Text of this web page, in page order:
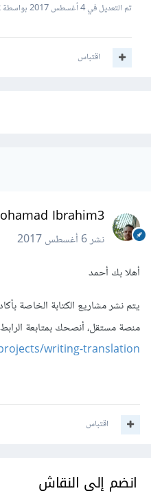
تم التعديل في4 أغسطس 2017 بواسطة Ahmed Kamal-2
اقتباس
Ibrahim3
نشر6 أغسطس 2017
أهلا بك أحمد
يتم نشر مشاريع الكتابة الخاصة
منصة مستقل، أنصحك بمتابعة
writing-translation
اقتباس
انضم إلى النقاش